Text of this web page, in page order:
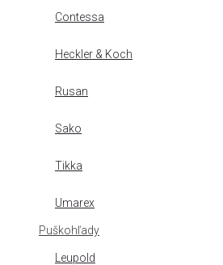
Contessa
Heckler & Koch
Rusan
Sako
Tikka
Umarex
Puškohľady
Leupold